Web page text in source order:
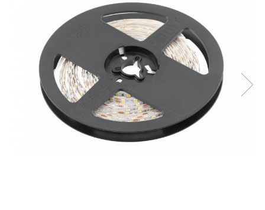
Solutii de curatat & adezivi
Canturi ABS
Alte accesorii mobila
Surubelnite
Ciocane
Nivela bule/ laser
Alte scule & unelte